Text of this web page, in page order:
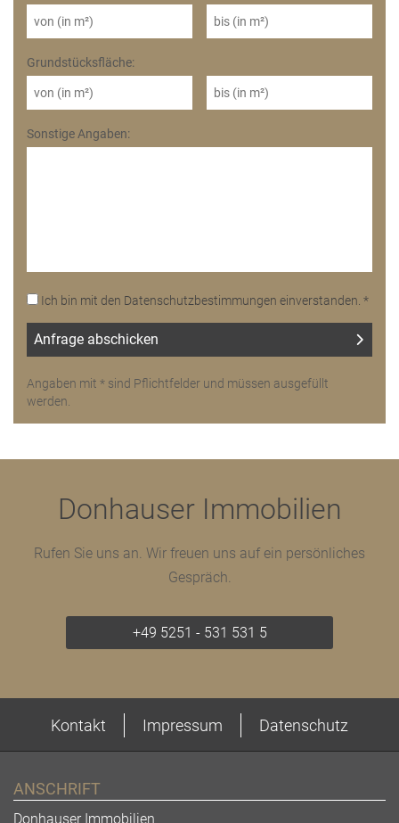
Grundstücksfläche:
Sonstige Angaben:
Ich bin mit den Datenschutzbestimmungen einverstanden. *
Angaben mit * sind Pflichtfelder und müssen ausgefüllt
werden.
Donhauser Immobilien
Rufen Sie uns an. Wir freuen uns auf ein persönliches
Gespräch.
+49 5251 - 531 531 5
Kontakt Impressum Datenschutz
ANSCHRIFT
Donhauser Immobilien